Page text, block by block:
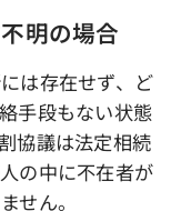
明の場合
は存在せず、ど
手段もない状態
協議は法定相続
の中に不在者が
せん。